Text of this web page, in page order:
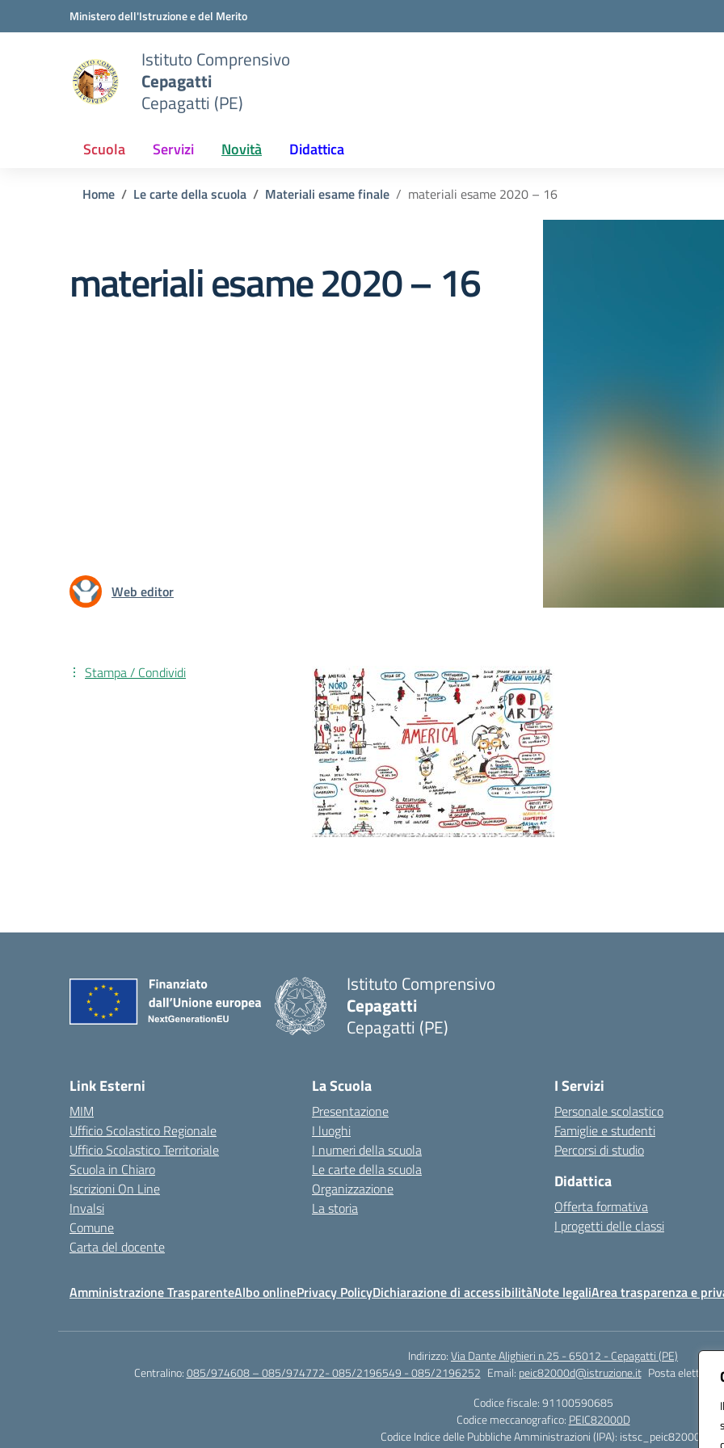
Vai ai contenuti
Vai al menu di navigazioneMinistero dell'Istruzione e del Merito
Istituto Comprensivo
Cepagatti
Cepagatti (PE)
Scuola Servizi Novità Didattica
Home Le carte della scuola Materiali esame finale materiali esame 2020 – 16
materiali esame 2020 – 16
Web editor
Stampa / Condividi
Istituto Comprensivo
Cepagatti
Cepagatti (PE)
Link Esterni
MIM
Ufficio Scolastico Regionale
Ufficio Scolastico Territoriale
Scuola in Chiaro
Iscrizioni On Line
Invalsi
Comune
Carta del docente
La Scuola
Presentazione
I luoghi
I numeri della scuola
Le carte della scuola
Organizzazione
La storia
I Servizi
Personale scolastico
Famiglie e studenti
Percorsi di studio
Didattica
Offerta formativa
I progetti delle classi
Amministrazione TrasparenteAlbo onlinePrivacy PolicyDichiarazione di accessibilitàNote legaliArea trasparenza e
Indirizzo:Via Dante Alighieri n.25 - 65012 - Cepagatti (PE)
Centralino:085/974608 – 085/974772- 085/2196549 - 085/2196252 Email: peic82000d@istruzione.it Posta
Codice fiscale: 91100590685
Codice meccanografico: PEIC82000D
Codice Indice delle Pubbliche Amministrazioni (IPA): istsc_peic82000d